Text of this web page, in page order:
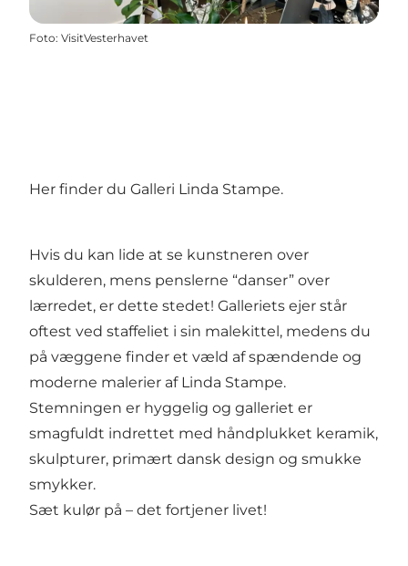
Foto: VisitVesterhavet
Her finder du Galleri Linda Stampe.
Hvis du kan lide at se kunstneren over
skulderen, mens penslerne “danser” over
lærredet, er dette stedet! Galleriets ejer står
oftest ved staffeliet i sin malekittel, medens du
på væggene finder et væld af spændende og
moderne malerier af Linda Stampe.
Stemningen er hyggelig og galleriet er
smagfuldt indrettet med håndplukket keramik,
skulpturer, primært dansk design og smukke
smykker.
Sæt kulør på – det fortjener livet!